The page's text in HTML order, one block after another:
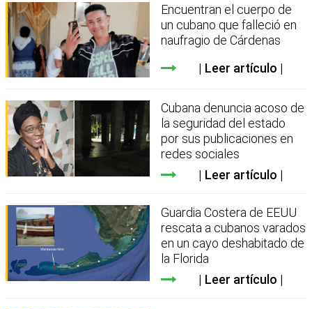
Encuentran el cuerpo de
un cubano que falleció en
naufragio de Cárdenas
Leer artículo
Cubana denuncia acoso de
la seguridad del estado
por sus publicaciones en
redes sociales
Leer artículo
Guardia Costera de EEUU
rescata a cubanos varados
en un cayo deshabitado de
la Florida
Leer artículo